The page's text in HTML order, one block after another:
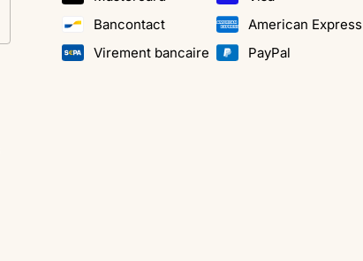
Bancontact
Virement bancaire
American Express
PayPal